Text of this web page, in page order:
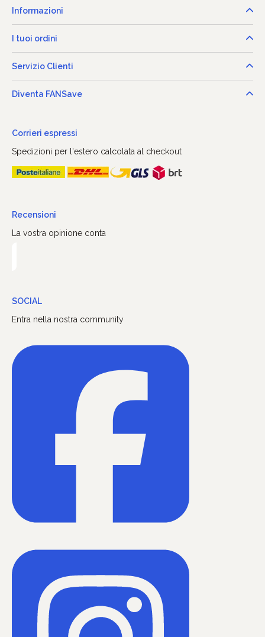
Informazioni
I tuoi ordini
Servizio Clienti
Diventa FANSave
Corrieri espressi
Spedizioni per l'estero calcolata al checkout
Recensioni
La vostra opinione conta
SOCIAL
Entra nella nostra community